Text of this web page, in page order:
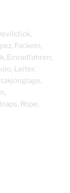
Fackeln,
Einradfahren,
Leiter,
Rope,